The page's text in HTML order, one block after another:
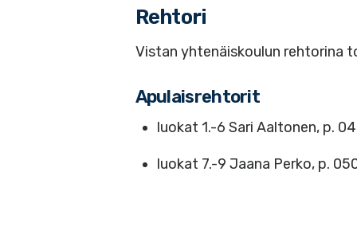
Rehtori
Vistan yhtenäiskoulun rehtorina
Apulaisrehtorit
luokat 1.-6 Sari Aaltonen, p.
luokat 7.-9 Jaana Perko, p.